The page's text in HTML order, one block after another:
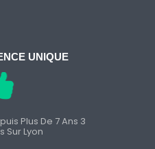
UNIQUE
Plus De 7 Ans 3
Sur Lyon